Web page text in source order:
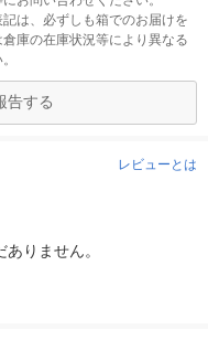
は、必ずしも箱でのお届けを
庫の在庫状況等により異なる
告する
レビューとは
りません。